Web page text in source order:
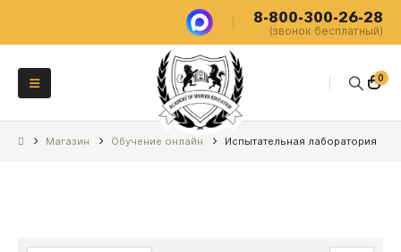
8-800-300-26-28
(звонок бесплатный)
0
Магазин Обучение онлайн Испытательная лаборатория